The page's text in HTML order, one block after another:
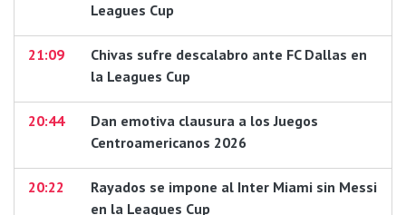
Leagues Cup
21:09
Chivas sufre descalabro ante FC Dallas en
la Leagues Cup
20:44
Dan emotiva clausura a los Juegos
Centroamericanos 2026
20:22
Rayados se impone al Inter Miami sin Messi
en la Leagues Cup